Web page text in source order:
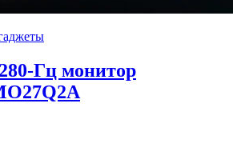
Гц монитор